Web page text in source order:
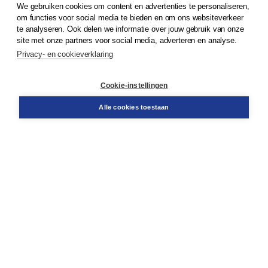
© 2026Koninklijke Boom uitgevers
Bestellen
We gebruiken cookies om content en advertenties te personaliseren,
om functies voor social media te bieden en om ons websiteverkeer
te analyseren. Ook delen we informatie over jouw gebruik van onze
site met onze partners voor social media, adverteren en analyse.
Privacy- en cookieverklaring
Cookie-instellingen
Alle cookies toestaan